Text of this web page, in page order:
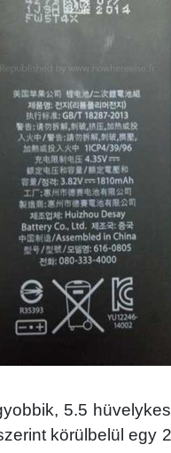
5.5
körülbelül egy